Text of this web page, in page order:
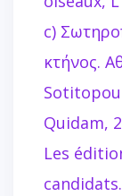
c)
κτήνος.
Quidam,
Les
candidats.